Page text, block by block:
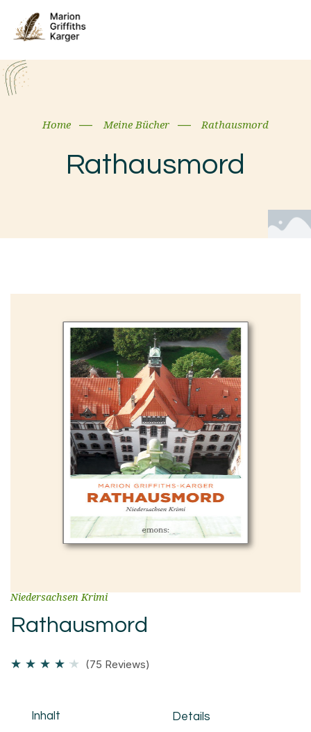
Home Meine Bücher Rathausmord
Rathausmord
Niedersachsen Krimi
Rathausmord
★ ★ ★ ★ ★ (75 Reviews)
Inhalt Details